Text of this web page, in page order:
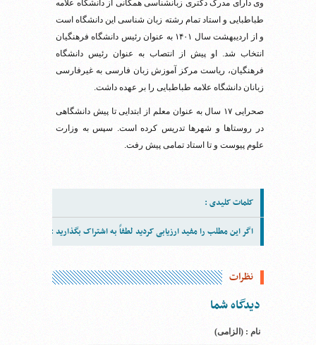
وی دارای مدرک دکتری زبانشناسی همگانی از دانشگاه علامه
طباطبایی و استاد تمام رشته زبان شناسی این دانشگاه است
و از اردیبهشت سال ۱۴۰۱ به عنوان رئیس دانشگاه فرهنگیان
انتخاب شد. او پیش از انتصاب به‌ عنوان رئیس دانشگاه
فرهنگیان، ریاست مرکز آموزش زبان فارسی به غیرفارسی‌
زبانان دانشگاه علامه طباطبایی را بر عهده داشت.
صحرایی ۱۷ سال به عنوان معلم از ابتدایی تا پیش دانشگاهی
در روستاها و شهرها تدریس کرده است. سپس به وزارت
علوم پیوست و تا استاد تمامی پیش رفت.
کلمات کلیدی :
اگر این مطلب را مفید ارزیابی کردید لطفاً به اشتراک بگذارید :
نظرات
دیدگاه شما
نام : (الزامی)